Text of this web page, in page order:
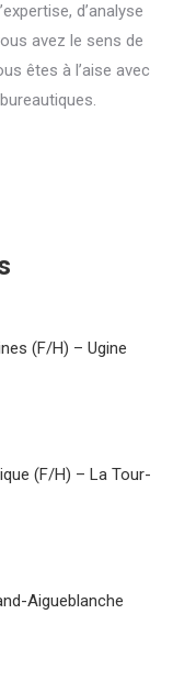
d’analyse
avez le sens de
êtes à l’aise avec
(F/H) – Ugine
(F/H) – La Tour-
Aigueblanche